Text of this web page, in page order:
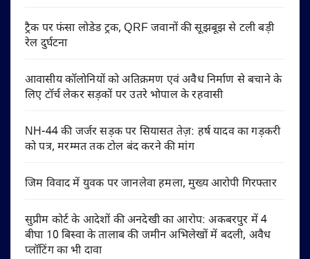
ट्रैक पर फंसा लोडेड ट्रक, QRF जवानों की सूझबूझ से टली बड़ी
रेल दुर्घटना
आवासीय कॉलोनियों को अतिक्रमण एवं अवैध निर्माण से बचाने के
लिए टॉर्च लेकर सड़कों पर उतरे भोपाल के रहवासी
NH-44 की जर्जर सड़क पर सियासत तेज़: हर्ष यादव का गड़करी
को पत्र, मरम्मत तक टोल बंद करने की मांग
जिम विवाद में युवक पर जानलेवा हमला, मुख्य आरोपी गिरफ्तार
सुप्रीम कोर्ट के आदेशों की अनदेखी का आरोप: अकबरपुर में 4
बीघा 10 बिस्वा के तालाब की जमीन अभिलेखों में बदली, अवैध
प्लॉटिंग का भी दावा